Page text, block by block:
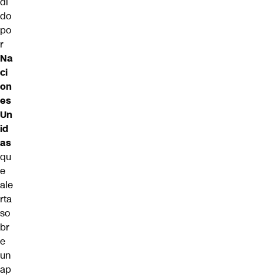
do
po
r
Na
ci
on
es
Un
id
as
qu
e
ale
rta
so
br
e
un
ap